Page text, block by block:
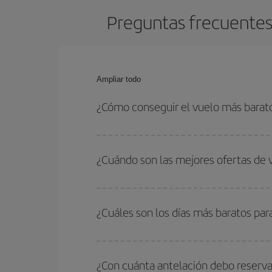
Preguntas
Ampliar todo
¿Cómo conseguir el vuelo más
con las fechas y horarios de ida y vuelta.
¿Cuándo son las mejores ofertas
periodos de vacaciones escolares son
precios encontrarás.
¿Cuáles son los días más baratos
quieres ir y en qué fechas habías pensado
¿Con cuánta antelación debo